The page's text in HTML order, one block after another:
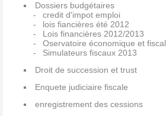
Dossiers budgétaires
credit d'impot emploi
lois fiancières été 2012
Lois financières 2012/2013
Oservatoire économique et fiscal
Simulateurs fiscaux 2013
Droit de succession et trust
Enquete judiciaire fiscale
enregistrement des cessions